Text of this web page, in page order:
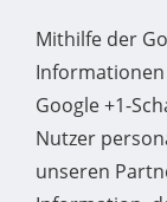
Mithilfe der
Google +1-
Nutzer
unseren